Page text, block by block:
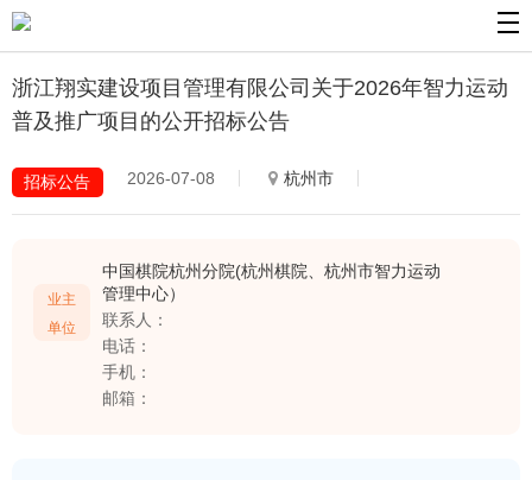
浙江翔实建设项目管理有限公司关于2026年智力运动
普及推广项目的公开招标公告
招标公告 2026-07-08 杭州市
业主
单位
中国棋院杭州分院(杭州棋院、杭州市智力运动
管理中心）
联系人：
电话：
手机：
邮箱：